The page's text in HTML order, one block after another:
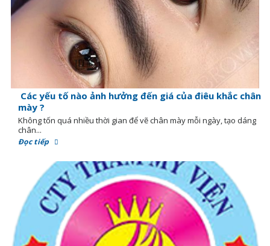
Các yếu tố nào ảnh hưởng đến giá của điêu khắc chân
mày ?
Không tốn quá nhiều thời gian để vẽ chân mày mỗi ngày, tạo dáng
chân...
Đọc tiếp